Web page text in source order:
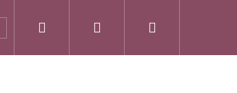
Přihlášení